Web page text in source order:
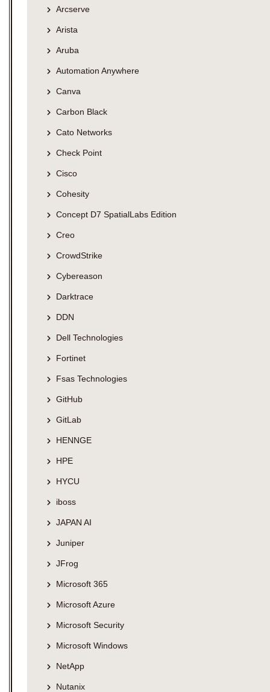
Arcserve
Arista
Aruba
Automation Anywhere
Canva
Carbon Black
Cato Networks
Check Point
Cisco
Cohesity
Concept D7 SpatialLabs Edition
Creo
CrowdStrike
Cybereason
Darktrace
DDN
Dell Technologies
Fortinet
Fsas Technologies
GitHub
GitLab
HENNGE
HPE
HYCU
iboss
JAPAN AI
Juniper
JFrog
Microsoft 365
Microsoft Azure
Microsoft Security
Microsoft Windows
NetApp
Nutanix